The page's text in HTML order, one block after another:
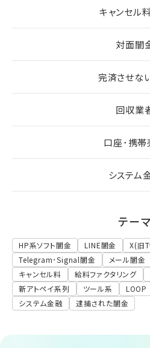
キャンセル
対面闇
完済させな
回収業
口座･携帯
システム
テーマ
HP系ソフト闇金 LINE闇金
X(旧
Telegram･Signal闇金
メール闇金
キャンセル料
給料ファクタリング
新アトペイ系列
ツール系 LOOP
システム金融
逮捕された闇金